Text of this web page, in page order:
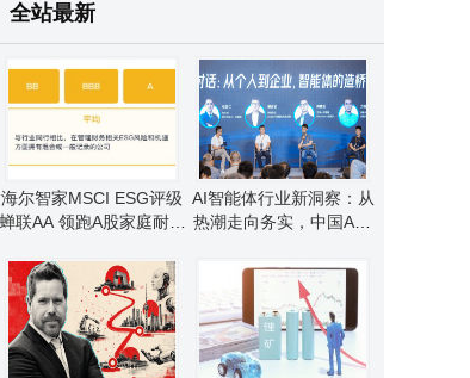
全站最新
海尔智家MSCI ESG评级
蝉联AA 领跑A股家庭耐用
第一
AI智能体行业新洞察：从
热潮走向务实，中国AGI